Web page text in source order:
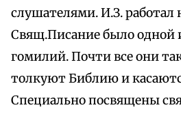
слушателями. И.З. работал
Свящ.Писание было одной
гомилий. Почти все они
толкуют Библию и
Специально посвящены